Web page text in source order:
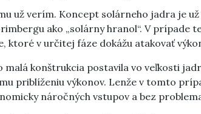
už verím. Koncept solárneho jadra je
ako „solárny hranol“. V prípade
ktoré v určitej fáze dokážu atakovať
malá konštrukcia postavila vo veľkosti
priblíženiu výkonov. Lenže v tomto
náročných vstupov a bez